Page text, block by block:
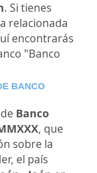
. Si tienes
relacionada
encontrarás
"Banco
BANCO
Banco
, que
sobre la
el país